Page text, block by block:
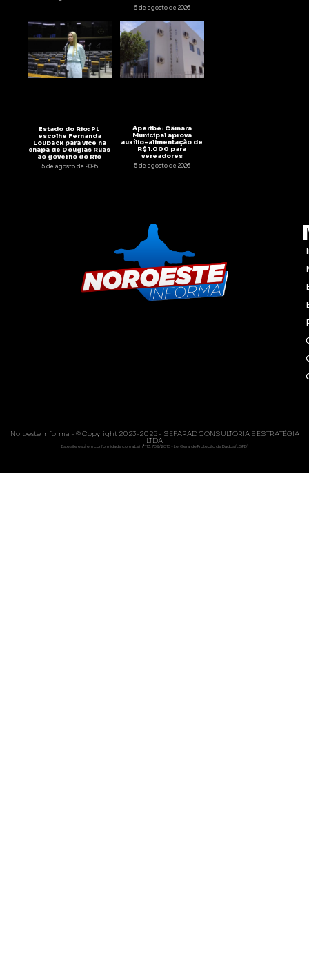
6 de agosto de 2026
Estado do Rio: PL
escolhe Fernanda
Louback para vice na
chapa de Douglas Ruas
ao governo do Rio
5 de agosto de 2026
Aperibé: Câmara
Municipal aprova
auxílio-alimentação de
R$ 1.000 para
vereadores
5 de agosto de 2026
Noroeste Informa - © Copyright 2023-2025 - SEFARAD CONSULTORIA E ESTRATÉGIA
LTDA
Este site está em conformidade com a Lei nº 13.709/2018 - Lei Geral de Proteção de Dados (LGPD)